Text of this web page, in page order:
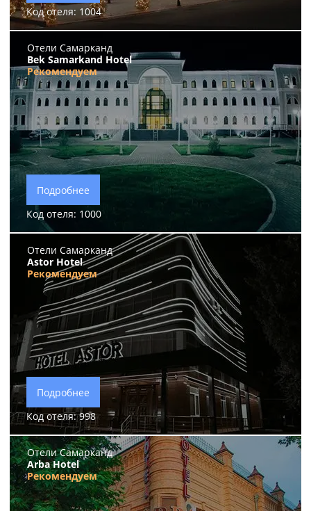
Код отеля: 1004
Отели Самарканд
Bek Samarkand Hotel
Рекомендуем
Подробнее
Код отеля: 1000
Отели Самарканд
Astor Hotel
Рекомендуем
Подробнее
Код отеля: 998
Отели Самарканд
Arba Hotel
Рекомендуем